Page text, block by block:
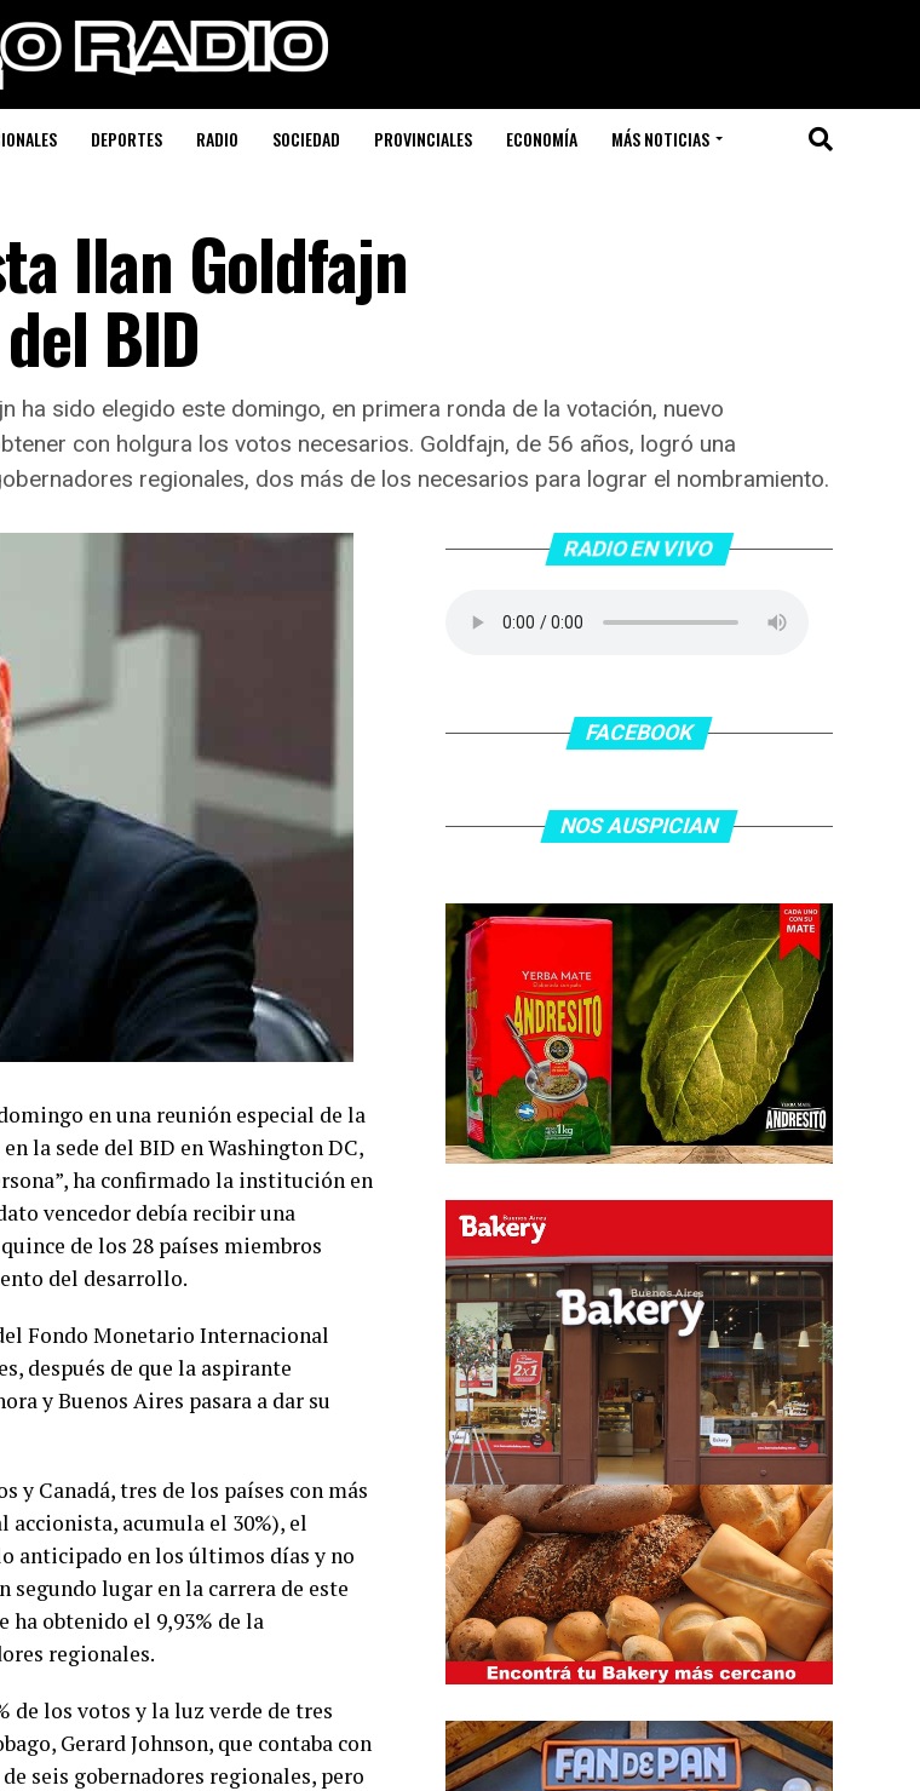
DEPORTES RADIO SOCIEDAD PROVINCIALES ECONOMÍA MÁS NOTICIAS
Ilan Goldfajn
BID
ha sido elegido este domingo, en primera ronda de la votación, nuevo
con holgura los votos necesarios. Goldfajn, de 56 años, logró una
regionales, dos más de los necesarios para lograr el nombramiento.
en una reunión especial de la
la sede del BID en Washington DC,
ha confirmado la institución en
vencedor debía recibir una
de los 28 países miembros
del desarrollo.
Fondo Monetario Internacional
después de que la aspirante
y Buenos Aires pasara a dar su
y Canadá, tres de los países con más
accionista, acumula el 30%), el
anticipado en los últimos días y no
segundo lugar en la carrera de este
ha obtenido el 9,93% de la
regionales.
de los votos y la luz verde de tres
Gerard Johnson, que contaba con
seis gobernadores regionales, pero
RADIO EN VIVO
FACEBOOK
NOS AUSPICIAN